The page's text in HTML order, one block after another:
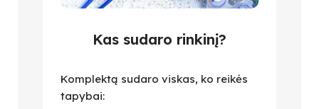
Kas sudaro rinkinį?
Komplektą sudaro viskas, ko reikės
tapybai: